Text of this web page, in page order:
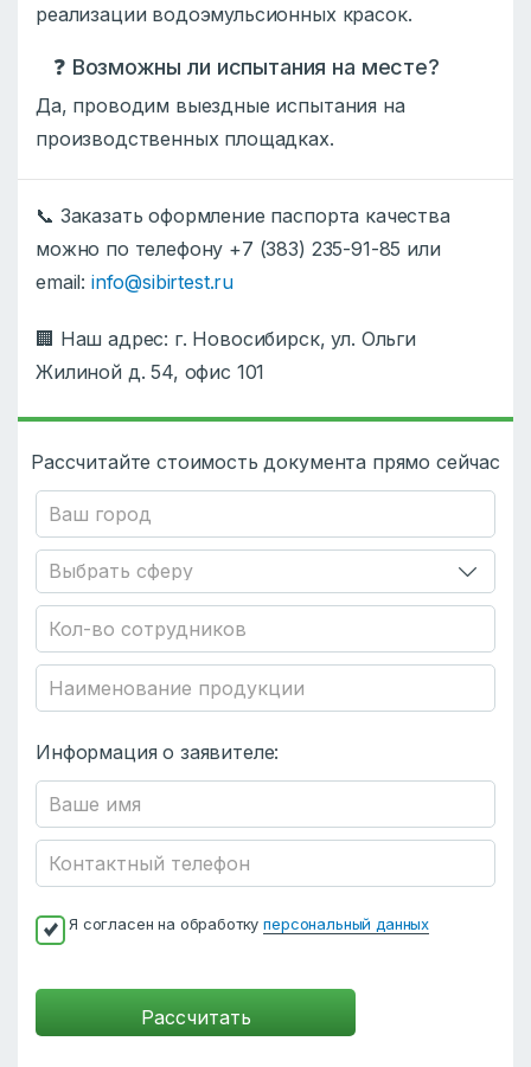
реализации водоэмульсионных красок.
❓ Возможны ли испытания на месте?
Да, проводим выездные испытания на
производственных площадках.
📞 Заказать оформление паспорта качества
можно по телефону +7 (383) 235-91-85 или
email: info@sibirtest.ru
🏢 Наш адрес: г. Новосибирск, ул. Ольги
Жилиной д. 54, офис 101
Рассчитайте стоимость документа прямо сейчас
Информация о заявителе:
Я согласен на обработкуперсональный данных